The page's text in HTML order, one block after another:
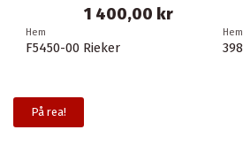
Hem
Hem
F5450-00 Rieker
1 400,00 kr
På rea!